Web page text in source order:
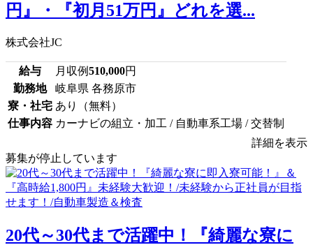
円』・『初月51万円』どれを選...
株式会社JC
給与 月収例510,000円
勤務地
岐阜県 各務原市
寮・社宅 あり（無料）
仕事内容 カーナビの組立・加工 / 自動車系工場 / 交替制
詳細を表示
募集が停止しています
20代～30代まで活躍中！『綺麗な寮に